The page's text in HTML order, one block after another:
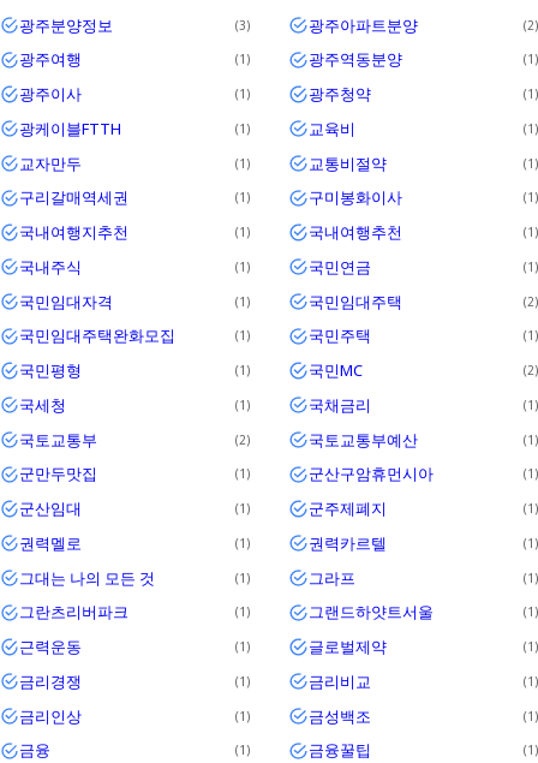
광주분양정보
3 광주아파트분양 2
광주여행 1 광주역동분양 1
광주이사 1 광주청약 1
광케이블FTTH 1 교육비 1
교자만두 1 교통비절약 1
구리갈매역세권 1 구미봉화이사 1
국내여행지추천 1 국내여행추천 1
국내주식 1 국민연금 1
국민임대자격 1 국민임대주택 2
국민임대주택완화모집 1 국민주택 1
국민평형 1 국민MC 2
국세청 1 국채금리 1
국토교통부 2 국토교통부예산 1
군만두맛집 1 군산구암휴먼시아 1
군산임대 1 군주제폐지 1
권력멜로 1 권력카르텔 1
그대는 나의 모든 것 1 그라프 1
그란츠리버파크 1 그랜드하얏트서울 1
근력운동 1 글로벌제약 1
금리경쟁 1 금리비교 1
금리인상 1 금성백조 1
금융 1 금융꿀팁 1